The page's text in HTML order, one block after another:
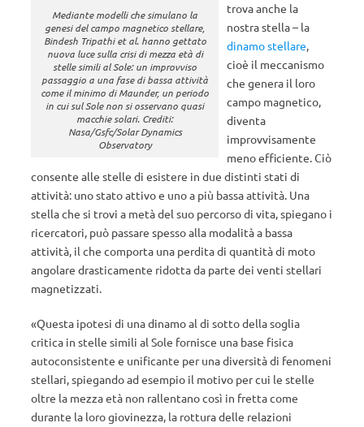
Mediante modelli che simulano la
genesi del campo magnetico stellare,
Bindesh Tripathi et al. hanno gettato
nuova luce sulla crisi di mezza età di
stelle simili al Sole: un improvviso
passaggio a una fase di bassa attività
come il minimo di Maunder, un periodo
in cui sul Sole non si osservano quasi
macchie solari. Crediti:
Nasa/Gsfc/Solar Dynamics
Observatory
trova anche la
nostra stella – la
dinamo stellare,
cioè il meccanismo
che genera il loro
campo magnetico,
diventa
improvvisamente
meno efficiente. Ciò
consente alle stelle di esistere in due distinti stati di
attività: uno stato attivo e uno a più bassa attività. Una
stella che si trovi a metà del suo percorso di vita, spiegano i
ricercatori, può passare spesso alla modalità a bassa
attività, il che comporta una perdita di quantità di moto
angolare drasticamente ridotta da parte dei venti stellari
magnetizzati.
«Questa ipotesi di una dinamo al di sotto della soglia
critica in stelle simili al Sole fornisce una base fisica
autoconsistente e unificante per una diversità di fenomeni
stellari, spiegando ad esempio il motivo per cui le stelle
oltre la mezza età non rallentano così in fretta come
durante la loro giovinezza, la rottura delle relazioni